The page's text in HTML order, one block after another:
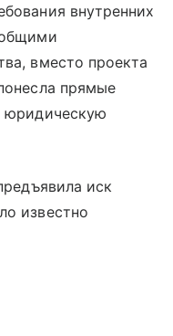
внутренних
вместо проекта
прямые
юридическую
иск
известно